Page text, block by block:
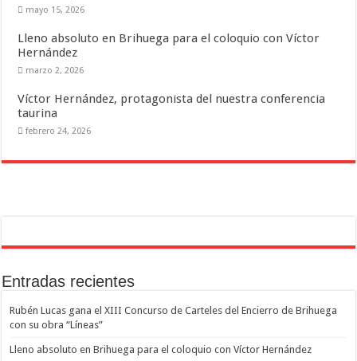
mayo 15, 2026
Lleno absoluto en Brihuega para el coloquio con Víctor
Hernández
marzo 2, 2026
Víctor Hernández, protagonista del nuestra conferencia
taurina
febrero 24, 2026
Entradas recientes
Rubén Lucas gana el XIII Concurso de Carteles del Encierro de Brihuega
con su obra “Líneas”
Lleno absoluto en Brihuega para el coloquio con Víctor Hernández